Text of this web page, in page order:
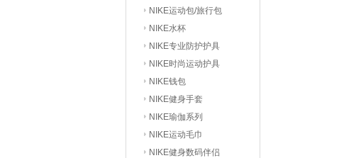
NIKE运动包/旅行包
NIKE水杯
NIKE专业防护护具
NIKE时尚运动护具
NIKE钱包
NIKE健身手套
NIKE瑜伽系列
NIKE运动毛巾
NIKE健身数码伴侣